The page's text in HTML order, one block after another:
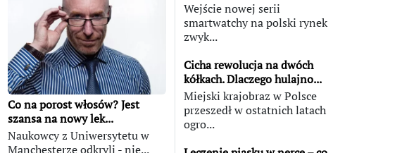
Co na porost włosów? Jest
szansa na nowy lek...
Naukowcy z Uniwersytetu w
Manchesterze odkryli - nie...
Wejście nowej serii
smartwatchy na polski rynek
zwyk...
Cicha rewolucja na dwóch
kółkach. Dlaczego hulajno...
Miejski krajobraz w Polsce
przeszedł w ostatnich latach
ogro...